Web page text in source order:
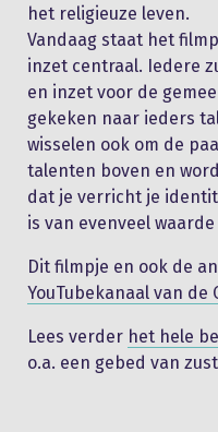
het religieuze leven.
Vandaag staat het
inzet centraal. Iedere
en inzet voor de
gekeken naar ieders
wisselen ook om de
talenten boven en
dat je verricht je
is van evenveel
Dit filmpje en ook de
YouTubekanaal van de
Lees verder het hele
o.a. een gebed van